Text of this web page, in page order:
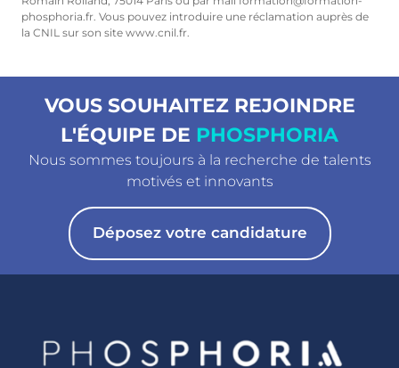
phosphoria.fr. Vous pouvez introduire une réclamation auprès de
la CNIL sur son site www.cnil.fr.
VOUS SOUHAITEZ REJOINDRE
L'ÉQUIPE DE PHOSPHORIA
Nous sommes toujours à la recherche de talents
motivés et innovants
Déposez votre candidature